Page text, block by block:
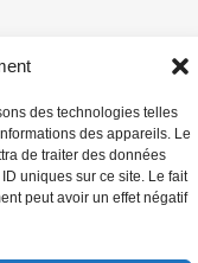
des technologies telles
des appareils. Le
de traiter des données
uniques sur ce site. Le fait
peut avoir un effet négatif